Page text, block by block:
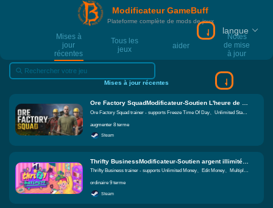
Modificateur GameBuff
Plateforme complète de mods de jeux
Mises à
jour
récentes
Tous les
jeux
aider
Notes
de mise
à jour
langue
Mises à jour récentes
Ore Factory SquadModificateur-Soutien L'heure de congélation de la journée、Force physique infinie、Ajouter de l'argent Fonctions égales
Ore Factory Squad trainer - supports Freeze Time Of Day、Unlimited Stamina、Add Money
augmenter 8 terme
Steam
Thrifty BusinessModificateur-Soutien argent illimité、Modifier l'argent、Multiplier de l'argent Get Fonctions égales
Thrifty Business trainer - supports Unlimited Money、Edit Money、Multiply Money Get
ordinaire 9 terme
Steam